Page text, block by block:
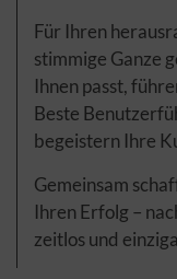
Für Ihren
stimmige Ganze
Ihnen passt,
Beste
begeistern Ihre
Gemeinsam
Ihren Erfolg –
zeitlos und